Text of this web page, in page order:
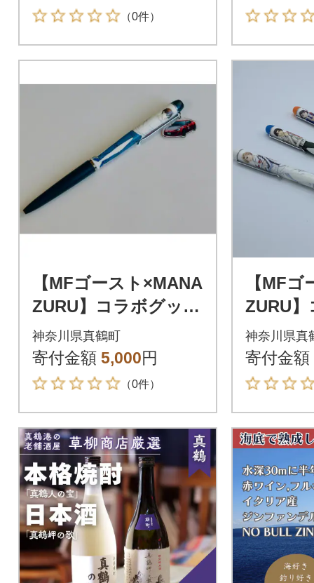
（0件）
【MFゴースト×MANA
ZURU】コラボグッズ
「ボールペン・チャ
ーム付き」
神奈川県真鶴町
寄付金額 5,000円
（0件）
【MF
ZURU
「ボー
ト」
神奈川県真
寄付金額